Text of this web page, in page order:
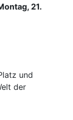
21.
und
der